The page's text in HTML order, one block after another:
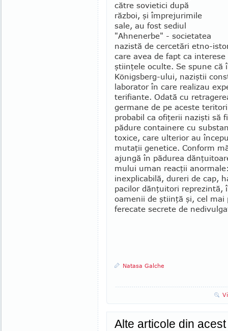
către so­vietici după
război, şi împrejurimile
sale, au fost sediul
"Ahnenerbe" - societatea
nazistă de cercetări etno-
care avea de fapt ca interese
ştiinţele oculte. Se spune că
Königsberg-ului, naziştii
la­borator în care realizau
terifiante. Odată cu
germane de pe aceste
probabil ca ofiţerii nazişti să
pădure containere cu
toxice, care ulterior au
mutaţii genetice. Conform
ajungă în pădurea
mului uman reacţii
inexpli­ca­bilă, dureri de cap,
pacilor dănţuitori reprezintă,
oamenii de ştiinţă şi, cel mai
ferecate se­crete de
Natasa Galche
Alte articole din